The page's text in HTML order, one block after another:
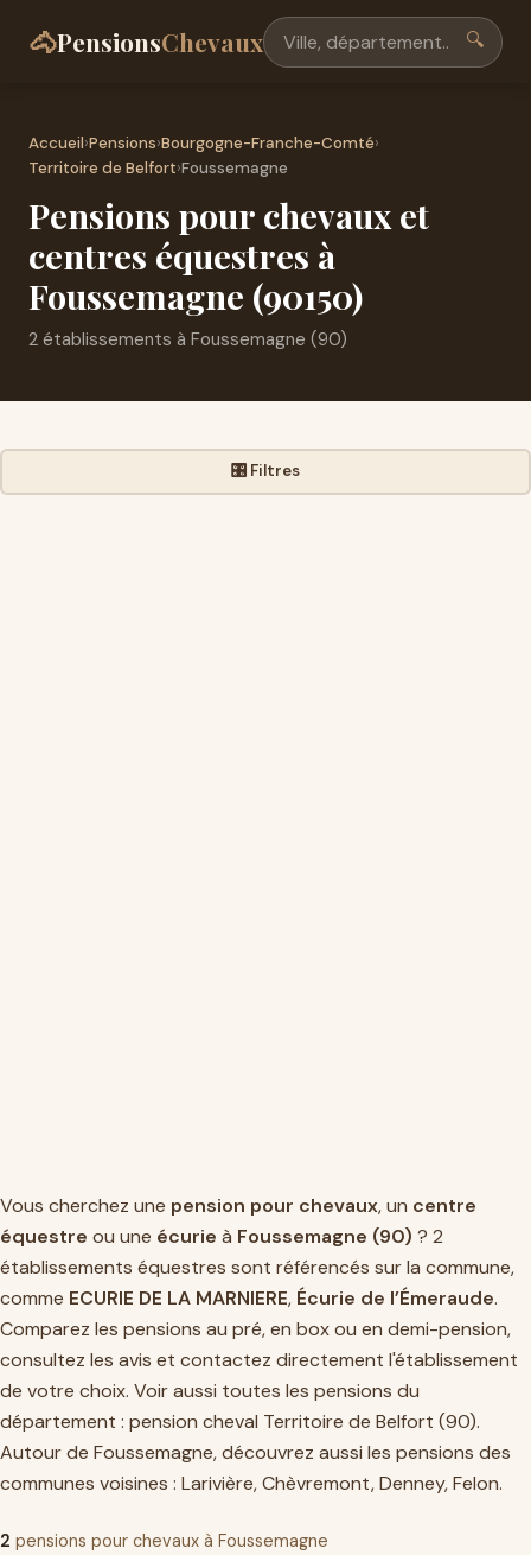
🐴PensionsChevaux 🔍
Accueil›Pensions›Bourgogne-Franche-Comté›
Territoire de Belfort›Foussemagne
Pensions pour chevaux et
centres équestres à
Foussemagne (90150)
2 établissements à Foussemagne (90)
🎛️ Filtres
Vous cherchez une pension pour chevaux, un centre
équestre ou une écurie à Foussemagne (90) ? 2
établissements équestres sont référencés sur la commune,
comme ECURIE DE LA MARNIERE, Écurie de l’Émeraude.
Comparez les pensions au pré, en box ou en demi-pension,
consultez les avis et contactez directement l'établissement
de votre choix. Voir aussi toutes les pensions du
département : pension cheval Territoire de Belfort (90).
Autour de Foussemagne, découvrez aussi les pensions des
communes voisines : Larivière,Chèvremont,Denney,Felon.
2 pensions pour chevaux à Foussemagne